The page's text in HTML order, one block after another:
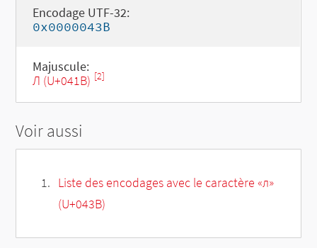
Encodage UTF-32:
0x0000043B
Majuscule:
Л (U+041B) [2]
Voir aussi
Liste des encodages avec le caractère «л»
(U+043B)